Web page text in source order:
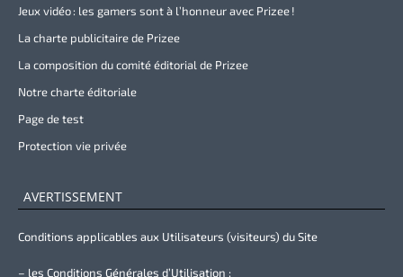
Jeux vidéo : les gamers sont à l’honneur avec Prizee !
La charte publicitaire de Prizee
La composition du comité éditorial de Prizee
Notre charte éditoriale
Page de test
Protection vie privée
AVERTISSEMENT
Conditions applicables aux Utilisateurs (visiteurs) du Site
– les Conditions Générales d’Utilisation ;